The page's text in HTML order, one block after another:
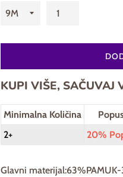
KUPI VIŠE, SAČUVAJ
Minimalna Količina
2+
20%
Glavni materijal:63%PAMUK-